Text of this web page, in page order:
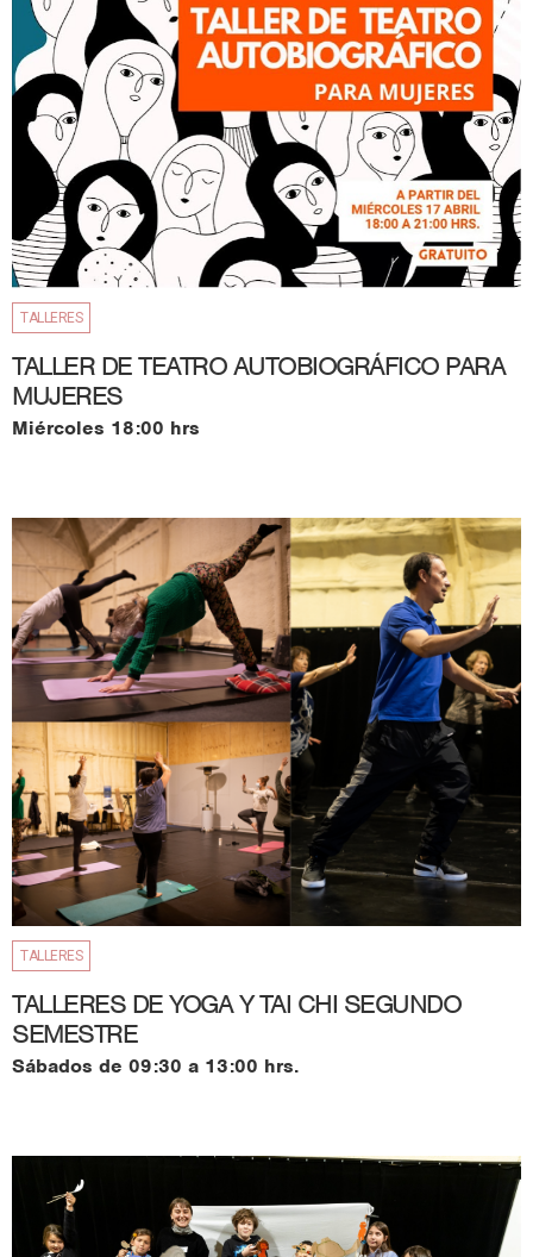
TALLERES
TALLER DE TEATRO AUTOBIOGRÁFICO PARA
MUJERES
Miércoles 18:00 hrs
TALLERES
TALLERES DE YOGA Y TAI CHI SEGUNDO
SEMESTRE
Sábados de 09:30 a 13:00 hrs.